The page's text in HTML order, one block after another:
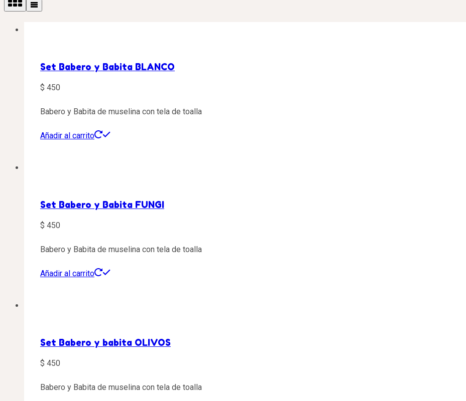
Set Babero y Babita BLANCO
$ 450
Babero y Babita de muselina con tela de toalla
Añadir al carrito
Set Babero y Babita FUNGI
$ 450
Babero y Babita de muselina con tela de toalla
Añadir al carrito
Set Babero y babita OLIVOS
$ 450
Babero y Babita de muselina con tela de toalla